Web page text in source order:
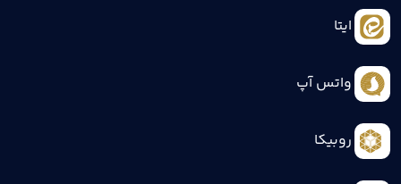
ایتا
واتس آپ
روبیکا